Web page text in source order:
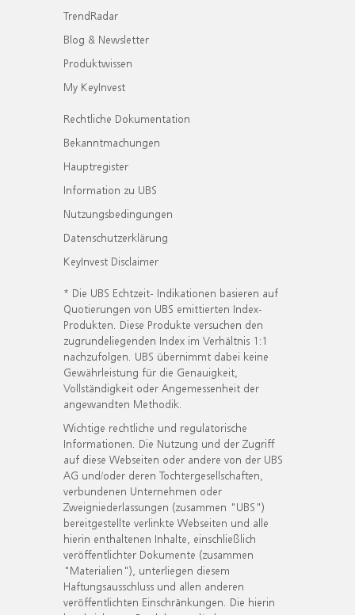
TrendRadar
Blog & Newsletter
Produktwissen
My KeyInvest
Rechtliche Dokumentation
Bekanntmachungen
Hauptregister
Information zu UBS
Nutzungsbedingungen
Datenschutzerklärung
KeyInvest Disclaimer
* Die UBS Echtzeit- Indikationen basieren auf
Quotierungen von UBS emittierten Index-
Produkten. Diese Produkte versuchen den
zugrundeliegenden Index im Verhältnis 1:1
nachzufolgen. UBS übernimmt dabei keine
Gewährleistung für die Genauigkeit,
Vollständigkeit oder Angemessenheit der
angewandten Methodik.
Wichtige rechtliche und regulatorische
Informationen. Die Nutzung und der Zugriff
auf diese Webseiten oder andere von der UBS
AG und/oder deren Tochtergesellschaften,
verbundenen Unternehmen oder
Zweigniederlassungen (zusammen "UBS")
bereitgestellte verlinkte Webseiten und alle
hierin enthaltenen Inhalte, einschließlich
veröffentlichter Dokumente (zusammen
"Materialien"), unterliegen diesem
Haftungsausschluss und allen anderen
veröffentlichten Einschränkungen. Die hierin